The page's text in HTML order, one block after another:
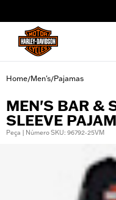
Home/Men's/Pajamas
MEN'S BAR &
SLEEVE
Peça | Número SKU: 96792-25VM